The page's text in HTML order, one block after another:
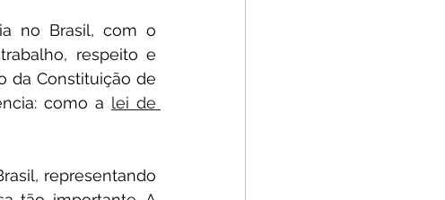
no Brasil, com o
respeito e
da Constituição de
como a lei de
representando